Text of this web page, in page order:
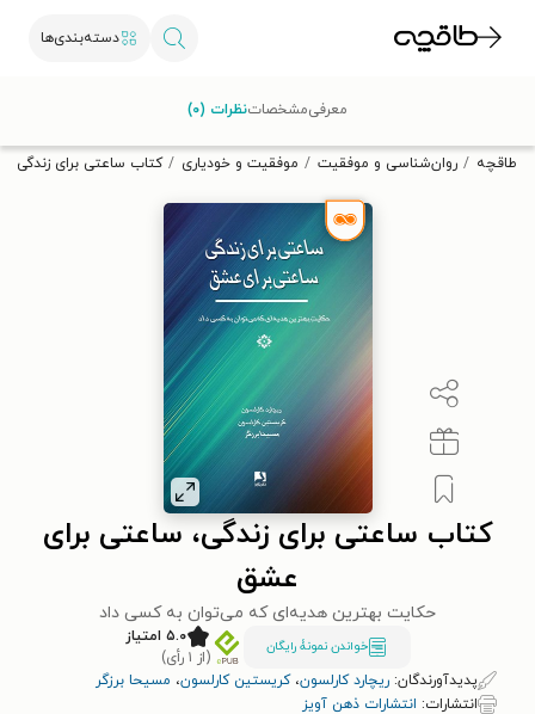
دسته‌بندی‌ها
تخفیف از طاقچه دریافت کن.
طاقچه روان‌شناسی و موفقیت موفقیت و خودیاری کتاب ساعتی برای
کتاب ساعتی برای زندگی، ساعتی برای
عشق
حکایت بهترین هدیه‌ای که می‌توان به کسی داد
خواندن نمونۀ رایگان
۵.۰ امتیاز
(از ۱ رأی)
پدیدآورندگان: ریچارد کارلسون،کریستین کارلسون، مسیحا برزگر
انتشارات: انتشارات ذهن آویز
معرفیمشخصاتنظرات (۰)